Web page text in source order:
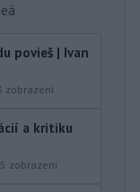
povieš | Ivan
zobrazení
a kritiku
zobrazení